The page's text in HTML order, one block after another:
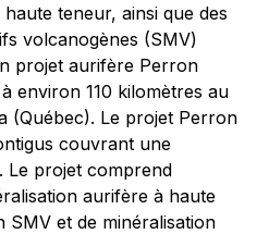
teneur, ainsi que des
volcanogènes (SMV)
projet aurifère Perron
environ 110 kilomètres au
(Québec). Le projet Perron
couvrant une
Le projet comprend
aurifère à haute
SMV et de minéralisation